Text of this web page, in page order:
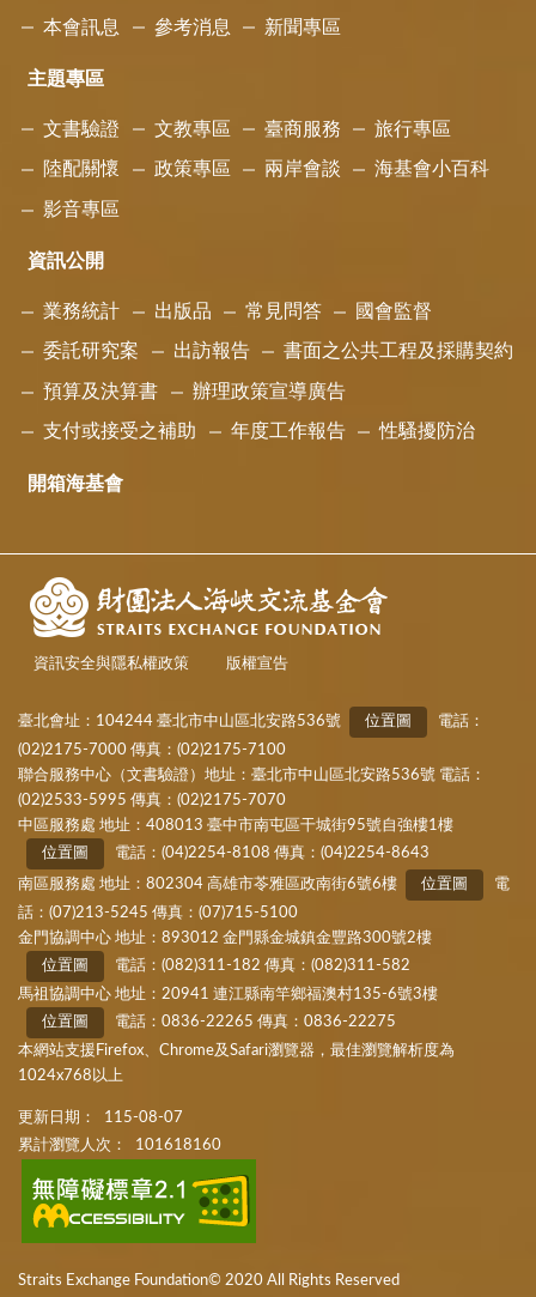
本會訊息 參考消息 新聞專區
主題專區
文書驗證 文教專區 臺商服務 旅行專區
陸配關懷 政策專區 兩岸會談 海基會小百科
影音專區
資訊公開
業務統計 出版品 常見問答 國會監督
委託研究案 出訪報告 書面之公共工程及採購契約
預算及決算書 辦理政策宣導廣告
支付或接受之補助 年度工作報告 性騷擾防治
開箱海基會
資訊安全與隱私權政策 版權宣告
臺北會址：104244 臺北市中山區北安路536號 位置圖
電話：
(02)2175-7000 傳真：(02)2175-7100
聯合服務中心（文書驗證）地址：臺北市中山區北安路536號 電話：
(02)2533-5995 傳真：(02)2175-7070
中區服務處 地址：408013 臺中市南屯區干城街95號自強樓1樓
位置圖
電話：(04)2254-8108 傳真：(04)2254-8643
南區服務處 地址：802304 高雄市苓雅區政南街6號6樓
位置圖
電
話：(07)213-5245 傳真：(07)715-5100
金門協調中心 地址：893012 金門縣金城鎮金豐路300號2樓
位置圖
電話：(082)311-182 傳真：(082)311-582
馬祖協調中心 地址：20941 連江縣南竿鄉福澳村135-6號3樓
位置圖
電話：0836-22265 傳真：0836-22275
本網站支援Firefox、Chrome及Safari瀏覽器，最佳瀏覽解析度為
1024x768以上
更新日期：
115-08-07
累計瀏覽人次：
101618160
Straits Exchange Foundation© 2020 All Rights Reserved